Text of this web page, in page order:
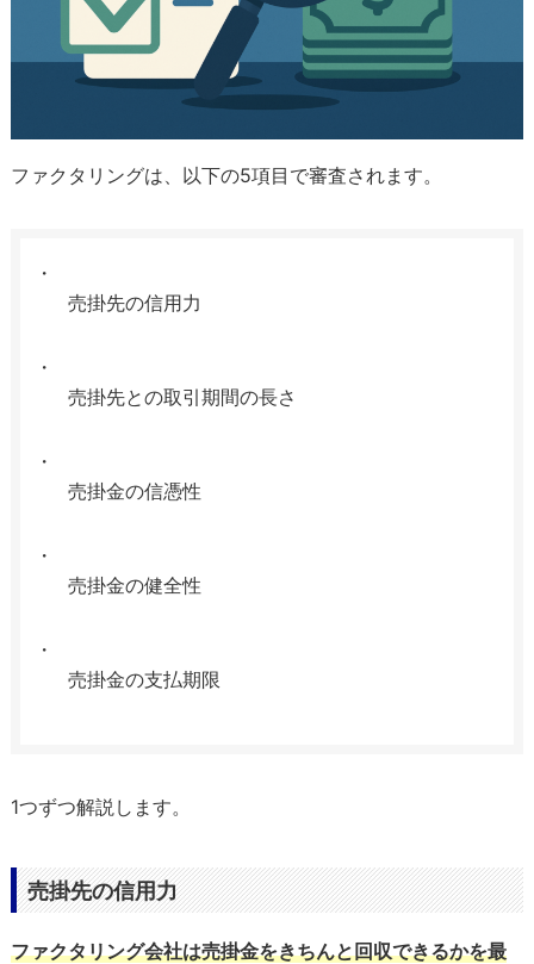
ファクタリングは、以下の5項目で審査されます。
売掛先の信用力
売掛先との取引期間の長さ
売掛金の信憑性
売掛金の健全性
売掛金の支払期限
1つずつ解説します。
売掛先の信用力
ファクタリング会社は売掛金をきちんと回収できるかを最